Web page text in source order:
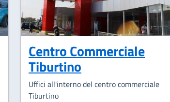
Centro Commerciale
Tiburtino
Uffici all'interno del centro commerciale
Tiburtino